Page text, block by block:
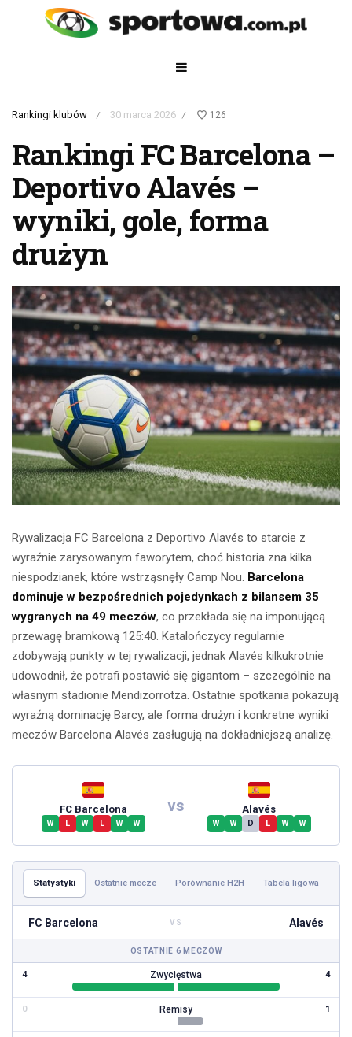
Rankingi klubów / 30 marca 2026 / 126
Rankingi FC Barcelona –
Deportivo Alavés –
wyniki, gole, forma
drużyn
Rywalizacja FC Barcelona z Deportivo Alavés to starcie z
wyraźnie zarysowanym faworytem, choć historia zna kilka
niespodzianek, które wstrząsnęły Camp Nou. Barcelona
dominuje w bezpośrednich pojedynkach z bilansem 35
wygranych na 49 meczów, co przekłada się na imponującą
przewagę bramkową 125:40. Katalończycy regularnie
zdobywają punkty w tej rywalizacji, jednak Alavés kilkukrotnie
udowodnił, że potrafi postawić się gigantom – szczególnie na
własnym stadionie Mendizorrotza. Ostatnie spotkania pokazują
wyraźną dominację Barcy, ale forma drużyn i konkretne wyniki
meczów Barcelona Alavés zasługują na dokładniejszą analizę.
FC Barcelona
W L W L W W
vs Alavés
W W D L W W
Statystyki Ostatnie mecze Porównanie H2H Tabela ligowa
FC Barcelona VS Alavés
OSTATNIE 6 MECZÓW
4 Zwycięstwa 4
0 Remisy 1